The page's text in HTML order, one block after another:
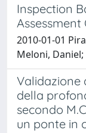
Inspection
2010-01-01
Meloni, Daniel;
Validazione
della
secondo
un ponte in